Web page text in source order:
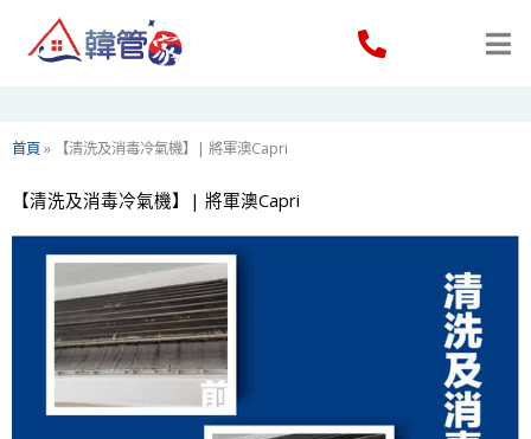
首頁» 【清洗及消毒冷氣機】| 將軍澳Capri
【清洗及消毒冷氣機】| 將軍澳Capri